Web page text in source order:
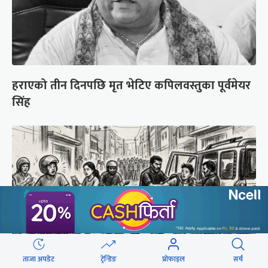
हराएको तीन दिनपछि मृत भेटिए कपिलवस्तुका पूर्वमेयर
सिंह
ताजा अपडेट ट्रेन्डिङ प्रोफाइल सर्च